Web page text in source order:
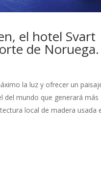
el hotel Svart
de Noruega.
la luz y ofrecer un
del mundo que generará más
local de madera usada